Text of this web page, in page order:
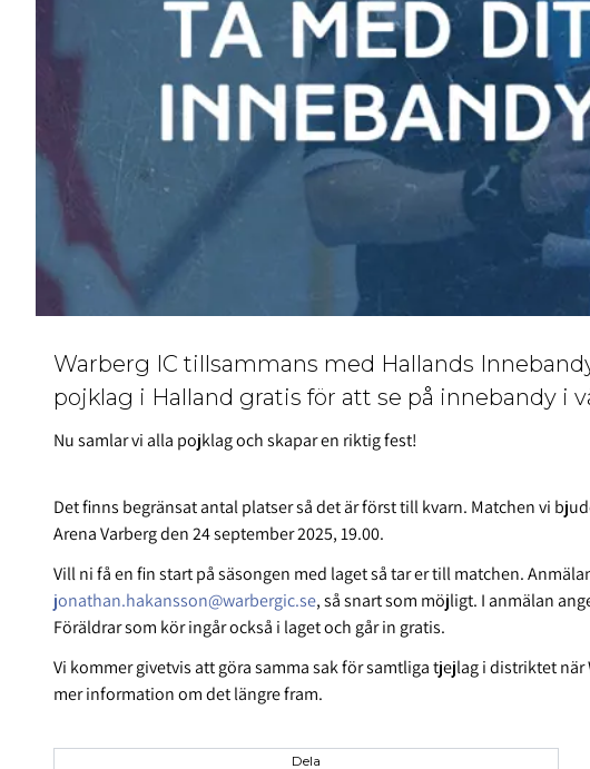
Warberg IC tillsammans med Hallands
pojklag i Halland gratis för att se på innebandy i
Nu samlar vi alla pojklag och skapar en riktig fest!
Det finns begränsat antal platser så det är först till kvarn. Matchen vi
Arena Varberg den 24 september 2025, 19.00.
Vill ni få en fin start på säsongen med laget så tar er till matchen.
jonathan.hakansson@warbergic.se, så snart som möjligt. I anmälan
Föräldrar som kör ingår också i laget och går in gratis.
Vi kommer givetvis att göra samma sak för samtliga tjejlag i distriktet
mer information om det längre fram.
Dela